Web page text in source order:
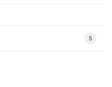
5